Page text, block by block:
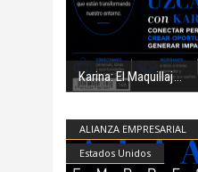
Karina: El Maquillaj
ALIANZA EMPRESARIAL
Estados Unidos